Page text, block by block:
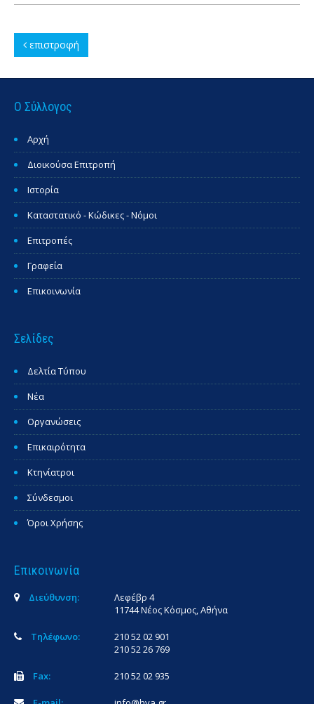
επιστροφή
Ο Σύλλογος
Αρχή
Διοικούσα Επιτροπή
Ιστορία
Καταστατικό - Κώδικες - Νόμοι
Επιτροπές
Γραφεία
Επικοινωνία
Σελίδες
Δελτία Τύπου
Νέα
Οργανώσεις
Επικαιρότητα
Κτηνίατροι
Σύνδεσμοι
Όροι Χρήσης
Επικοινωνία
Διεύθυνση:
Λεφέβρ 4
11744 Νέος Κόσμος, Αθήνα
Τηλέφωνο:
210 52 02 901
210 52 26 769
Fax: 210 52 02 935